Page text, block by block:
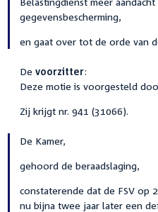
gegevensbescherming,
en gaat over tot de orde van
De voorzitter:
Deze motie is voorgesteld
Zij krijgt nr. 941 (31066).
De Kamer,
gehoord de beraadslaging,
constaterende dat de FSV op
nu bijna twee jaar later een